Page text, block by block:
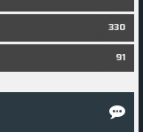
330
91